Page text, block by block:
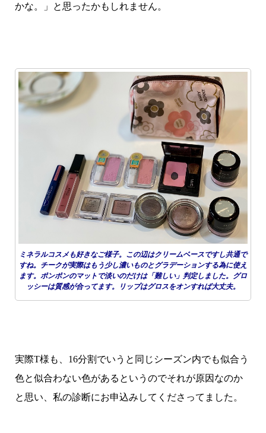
かな。」と思ったかもしれません。
ミネラルコスメも好きなご様子。この辺はクリームベースですし共通で
すね。チークが実際はもう少し濃いものとグラデーションする為に使え
ます。ポンポンのマットで淡いのだけは「難しい」判定しました。グロ
ッシーは質感が合ってます。リップはグロスをオンすれば大丈夫。
実際T様も、16分割でいうと同じシーズン内でも似合う
色と似合わない色があるというのでそれが原因なのか
と思い、私の診断にお申込みしてくださってました。